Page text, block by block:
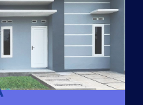
subsidi hanya 100